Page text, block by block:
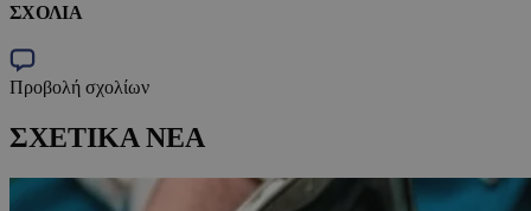
ΣΧΟΛΙΑ
Προβολή σχολίων
ΣΧΕΤΙΚΑ ΝΕΑ